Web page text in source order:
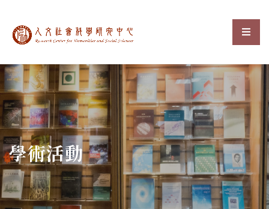
中央研究院人文社會科選
:::
學術活動